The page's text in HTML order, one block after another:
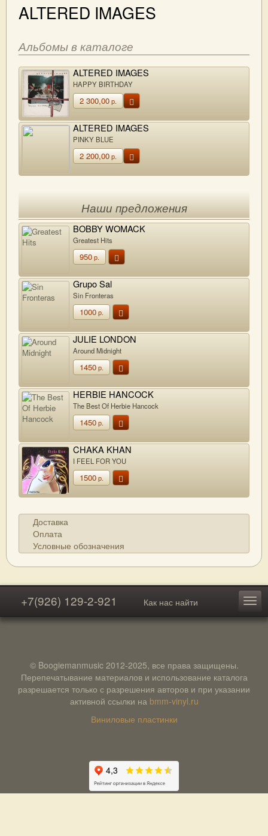
ALTERED IMAGES
Альбомы в каталоге
ALTERED IMAGES
HAPPY BIRTHDAY
2 300,00р.
ALTERED IMAGES
PINKY BLUE
2 200,00р.
Наши предложения
BOBBY WOMACK
Greatest Hits
950р.
Grupo Sal
Sin Fronteras
1000р.
JULIE LONDON
Around Midnight
1450р.
HERBIE HANCOCK
The Best Of Herbie Hancock
1450р.
CHAKA KHAN
I FEEL FOR YOU
1500р.
Доставка
Оплата
Условные обозначения
+7(926) 129-2-921 Как нас найти
© Boogiemanmusic 2012-2025, все права защищены.
Перепечатывание материалов и использование каталога
разрешается только с разрешения авторов и при указании
активной ссылки на bmm-vinyl.ru
Виниловые пластинки